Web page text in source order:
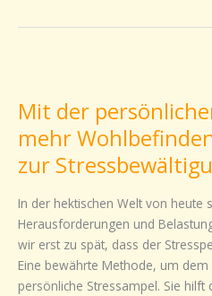
Mit der
mehr
zur
In der hektischen Welt von heute
Herausforderungen und
wir erst zu spät, dass der
Eine bewährte Methode, um
persönliche Stressampel. Sie hilft
persönlichen
Stressampel
zu
mehr
eine
Anleitung
zur
Stressbewältigung